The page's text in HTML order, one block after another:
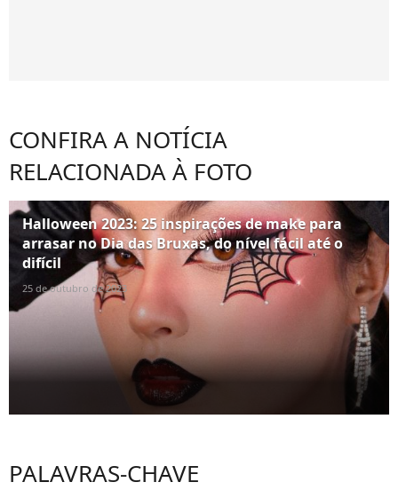
CONFIRA A NOTÍCIA
RELACIONADA À FOTO
Halloween 2023: 25 inspirações de make para
arrasar no Dia das Bruxas, do nível fácil até o
difícil
25 de outubro de 2023
PALAVRAS-CHAVE